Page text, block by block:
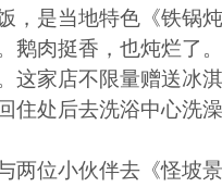
，是当地特色《铁锅
鹅肉挺香，也炖烂了
这家店不限量赠送冰
住处后去洗浴中心洗澡
两位小伙伴去《怪坡